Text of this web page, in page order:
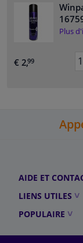
Plus
€ 2,99
AIDE ET
LIENS UTILES
POPULAIRE